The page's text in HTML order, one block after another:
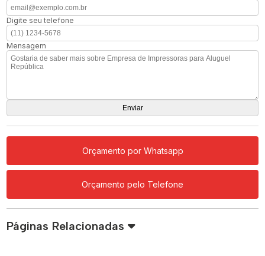
Digite seu telefone
Mensagem
Orçamento por Whatsapp
Orçamento pelo Telefone
Páginas Relacionadas